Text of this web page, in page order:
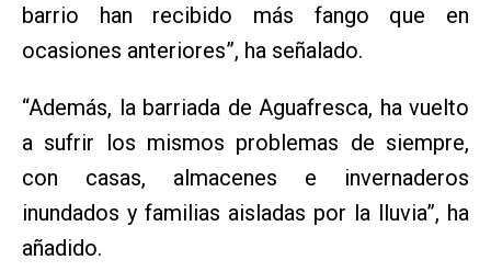
barrio han recibido más fango que en
ocasiones anteriores”, ha señalado.
“Además, la barriada de Aguafresca, ha vuelto
a sufrir los mismos problemas de siempre,
con casas, almacenes e invernaderos
inundados y familias aisladas por la lluvia”, ha
añadido.